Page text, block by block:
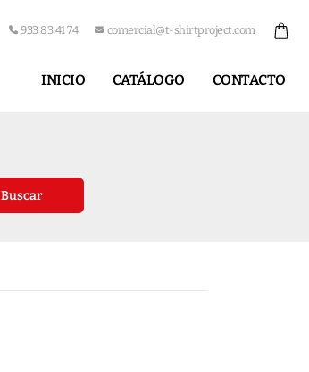
933 83 41 74 comercial@t-shirtproject.com
INICIO CATÁLOGO CONTACTO
Buscar